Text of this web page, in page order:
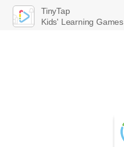
TinyTap
Kids' Learning Games